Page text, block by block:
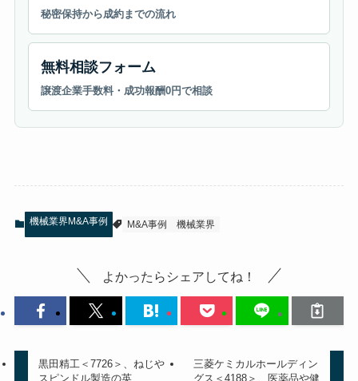
秘密保持から成約までの流れ
無料相談フォーム
譲渡企業手数料・成功報酬0円で相談
機械業界M&A事例 M&A事例 機械業界
よかったらシェアしてね！
黒田精工＜7726＞、ねじや
スピンドル製造の英
三菱ケミカルホールディン
グス＜4188＞、医薬品や健